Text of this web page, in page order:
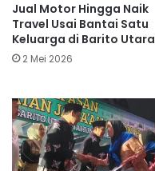
Jual Motor Hingga Naik
Travel Usai Bantai Satu
Keluarga di Barito Utara
2 Mei 2026